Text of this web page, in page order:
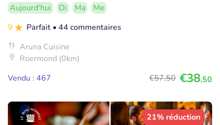
Aujourd'hui Di Ma
Me
9
Parfait • 44 commentaires
Aruna Cuisine
Roermond (0km)
Vendu : 467
€57,50 €38,50
21% réduction